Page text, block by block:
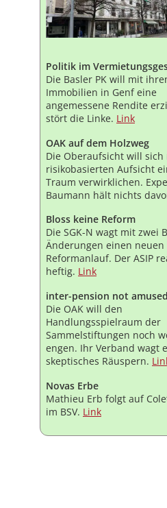
Politik im
Die Basler PK will mit
Immobilien in Genf eine
angemessene Rendite
stört die Linke. Link
OAK auf dem Holzweg
Die Oberaufsicht will
risikobasierten Aufsicht
Traum verwirklichen.
Baumann hält nichts
Bloss keine Reform
Die SGK-N wagt mit zwei
Änderungen einen neuen
Reformanlauf. Der ASIP
heftig. Link
inter-pension not amused
Die OAK will den
Handlungsspielraum der
Sammelstiftungen noch
engen. Ihr Verband wagt
skeptisches Räuspern.
Novas Erbe
Mathieu Erb folgt auf
im BSV. Link